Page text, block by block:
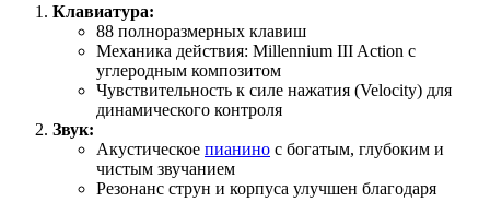
Клавиатура:
88 полноразмерных клавиш
Механика действия: Millennium III Action с
углеродным композитом
Чувствительность к силе нажатия (Velocity) для
динамического контроля
Звук:
Акустическое пианино с богатым, глубоким и
чистым звучанием
Резонанс струн и корпуса улучшен благодаря